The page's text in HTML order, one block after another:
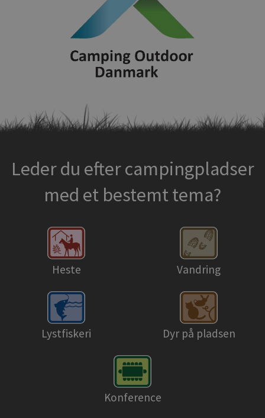
Leder du efter campingpladser
med et bestemt tema?
Heste Vandring
Lystfiskeri Dyr på pladsen
Konference